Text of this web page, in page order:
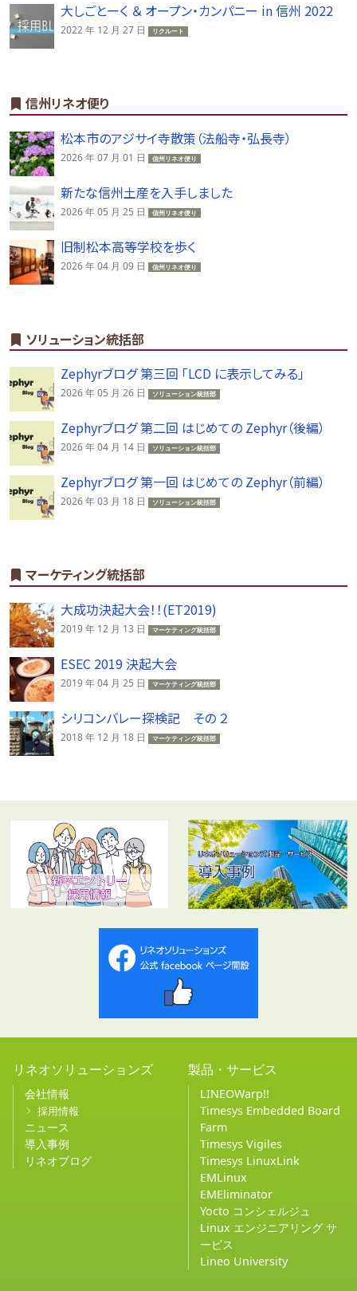
大しごとーく ＆ オープン・カンパニー in 信州 2022
2022 年 12 月 27 日 リクルート
信州リネオ便り
松本市のアジサイ寺散策（法船寺・弘長寺）
2026 年 07 月 01 日 信州リネオ便り
新たな信州土産を入手しました
2026 年 05 月 25 日 信州リネオ便り
旧制松本高等学校を歩く
2026 年 04 月 09 日 信州リネオ便り
ソリューション統括部
Zephyrブログ 第三回 「LCD に表示してみる」
2026 年 05 月 26 日 ソリューション統括部
Zephyrブログ 第二回 はじめての Zephyr（後編）
2026 年 04 月 14 日 ソリューション統括部
Zephyrブログ 第一回 はじめての Zephyr（前編）
2026 年 03 月 18 日 ソリューション統括部
マーケティング統括部
大成功決起大会！！(ET2019)
2019 年 12 月 13 日 マーケティング統括部
ESEC 2019 決起大会
2019 年 04 月 25 日 マーケティング統括部
シリコンバレー探検記 その ２
2018 年 12 月 18 日 マーケティング統括部
リネオソリューションズ
会社情報
採用情報
ニュース
導入事例
リネオブログ
製品・サービス
LINEOWarp!!
Timesys Embedded Board
Farm
Timesys Vigiles
Timesys LinuxLink
EMLinux
EMEliminator
Yocto コンシェルジュ
Linux エンジニアリング サ
ービス
Lineo University